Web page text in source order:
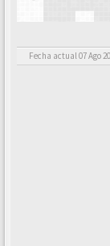
Fecha actual 07 Ago